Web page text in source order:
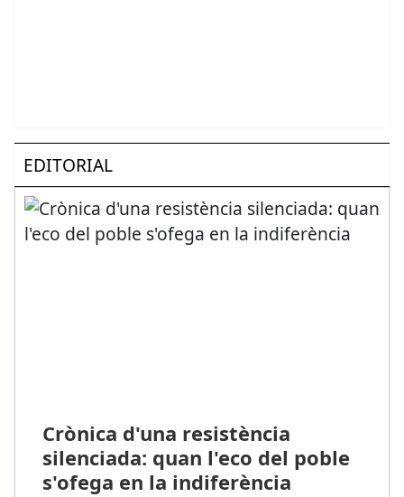
EDITORIAL
Crònica d'una resistència
silenciada: quan l'eco del poble
s'ofega en la indiferència